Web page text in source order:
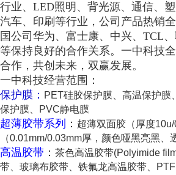
行业、LED照明、背光源、通信、塑
汽车、印刷等行业，公司产品热销
国公司华为、富士康、中兴、TCL
等保持良好的合作关系。一中科技
合作，共创未来，双赢发展。
一中科技经营范围：
保护膜： PET硅胶保护膜、高温保护
保护膜、PVC静电膜
超薄胶带系列 ： 超薄双面胶（厚度
（0.01mm/0.03mm厚，颜色哑黑亮黑、
高温胶带 ： 茶色高温胶带(Polyimide
带、玻璃布胶带、铁氟龙高温胶带、